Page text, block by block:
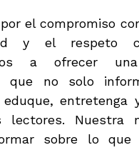
el compromiso
y el respeto
a ofrecer
que no solo
entretenga
lectores. Nuestra
sobre lo que